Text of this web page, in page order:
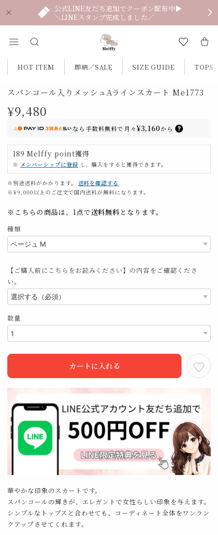
公式LINE友だち追加でクーポン配布中▶
＼LINEスタンプ完成しました／
HOT ITEM 即納／SALE SIZE GUIDE TOPS
スパンコール入りメッシュAラインスカート Me1773
¥9,480
なら 手数料無料で 月々¥3,160から
189 Melffy point獲得
※ メンバーシップに登録 し、購入をすると獲得できます。
※別途送料がかかります。
送料を確認する
※¥9,000以上のご注文で国内送料が無料になります。
※こちらの商品は、1点で送料無料 となります。
種類
【ご購入前にこちらをお読みください】の内容をご確認くださ
い。
数量
カートに入れる
華やかな印象のスカートです。
スパンコールの輝きが、エレガントで女性らしい印象を与えます。
シンプルなトップスと合わせても、コーディネート全体をワンラン
クアップさせてくれます。